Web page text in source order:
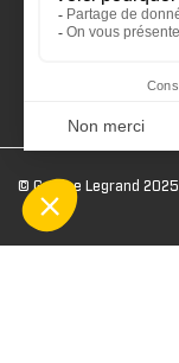
© Groupe Legrand 2025